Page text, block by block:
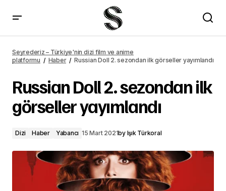
Seyrederiz – Türkiye'nin dizi film ve anime
platformu
Haber Russian Doll 2. sezondan ilk görseller yayımlandı
Russian Doll 2. sezondan ilk
görseller yayımlandı
Dizi Haber Yabancı 15 Mart 2021by Işık Türkoral